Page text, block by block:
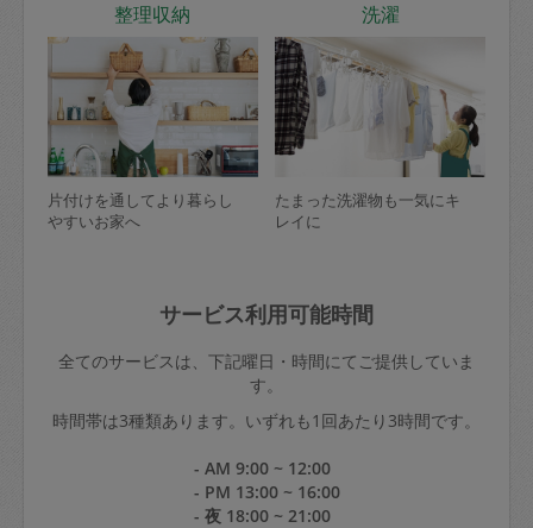
整理収納
片付けを通してより暮らし
やすいお家へ
洗濯
たまった洗濯物も一気にキ
レイに
サービス利用可能時間
全てのサービスは、下記曜日・時間にてご提供していま
す。
時間帯は3種類あります。いずれも1回あたり3時間です。
- AM 9:00 ~ 12:00
- PM 13:00 ~ 16:00
- 夜 18:00 ~ 21:00